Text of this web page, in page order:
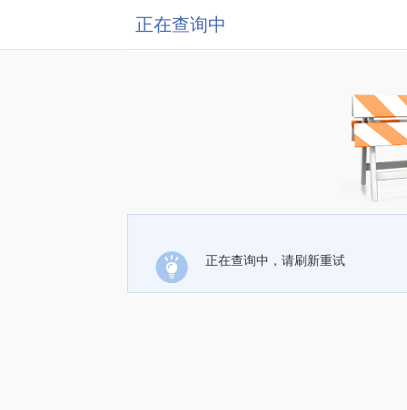
正在查询中
正在查询中，请刷新重试